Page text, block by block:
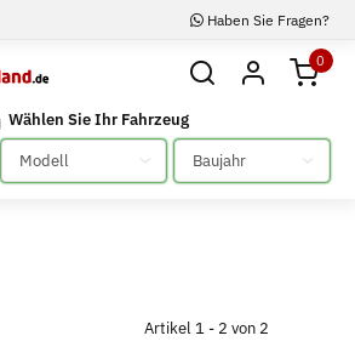
Haben Sie Fragen?
0
Wählen Sie Ihr Fahrzeug
Bitte auswählen Bitte auswählen
Artikel 1 - 2 von 2